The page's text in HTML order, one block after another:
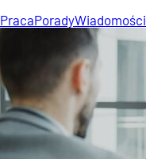
PracaPoradyWiadomości